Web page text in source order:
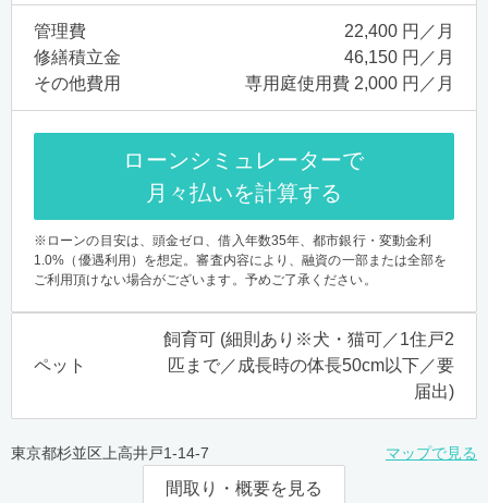
管理費
22,400 円／月
修繕積立金
46,150 円／月
その他費用
専用庭使用費 2,000 円／月
ローンシミュレーターで
月々払いを計算する
※ローンの目安は、頭金ゼロ、借入年数35年、都市銀行・変動金利
1.0%（優遇利用）を想定。審査内容により、融資の一部または全部を
ご利用頂けない場合がございます。予めご了承ください。
ペット
飼育可 (細則あり※犬・猫可／1住戸2
匹まで／成長時の体長50cm以下／要
届出)
東京都杉並区上高井戸1-14-7 マップで見る
間取り・概要を見る